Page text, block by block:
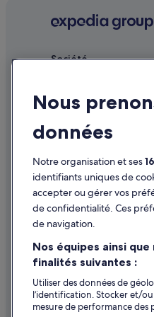
Boulogne-
Boulogne-
Boulogne-
Boulogne-
Boulogne-Billancourt
Boulogne-
Boulogne-
Boulogne-Billancourt
Centre-Ville : hôtels
Centre-Ville : hôtels
Centre-Ville : hôtels
Hauts-De-Seine‎ :
Hôpital européen
Société
Affiliate Marketing
Presse
Nous
données
Notre organisation et ses16
identifiants uniques de
accepter ou gérer vos
de confidentialité. Ces
de navigation.
Nos équipes ainsi
finalités suivantes :
Utiliser des données de
l’identification. Stocker et/
mesure de performance des